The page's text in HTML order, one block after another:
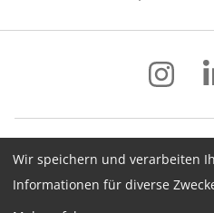
Impressum Datenschutz
Hinweisgebersystem
Wir speichern und verarbeiten
Informationen für diverse